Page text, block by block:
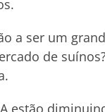
a ser um
de
estão